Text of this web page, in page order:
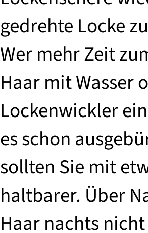
gedrehte Locke
Wer mehr Zeit
Haar mit Wasser
Lockenwickler
es schon
sollten Sie mit
haltbarer. Über
Haar nachts